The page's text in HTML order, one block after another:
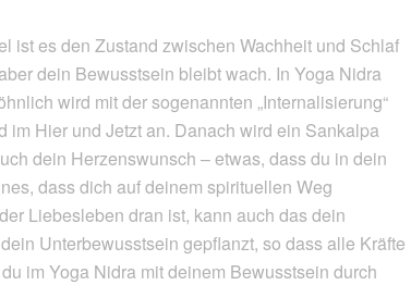
ist es den Zustand zwischen Wachheit und Schlaf
dein Bewusstsein bleibt wach. In Yoga Nidra
wird mit der sogenannten „Internalisierung“
im Hier und Jetzt an. Danach wird ein Sankalpa
dein Herzenswunsch – etwas, dass du in dein
dass dich auf deinem spirituellen Weg
Liebesleben dran ist, kann auch das dein
Unterbewusstsein gepflanzt, so dass alle Kräfte
im Yoga Nidra mit deinem Bewusstsein durch